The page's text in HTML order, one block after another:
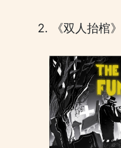
2. 《双人抬棺》